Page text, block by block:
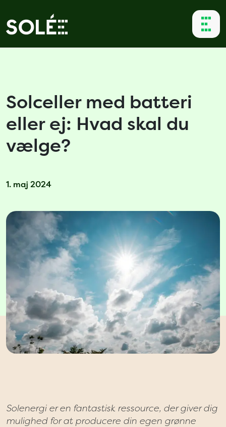
Solceller med batteri
eller ej: Hvad skal du
vælge?
1. maj 2024
Solenergi er en fantastisk ressource, der giver dig
mulighed for at producere din egen grønne